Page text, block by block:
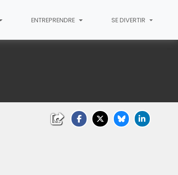
ENTREPRENDRE SE DIVERTIR